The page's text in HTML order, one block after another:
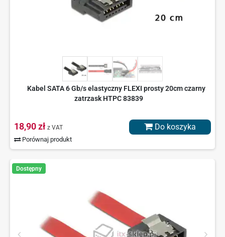
Kabel SATA 6 Gb/s elastyczny FLEXI prosty 20cm czarny
zatrzask HTPC 83839
18,90 zł z VAT
Porównaj produkt
Do koszyka
Dostępny